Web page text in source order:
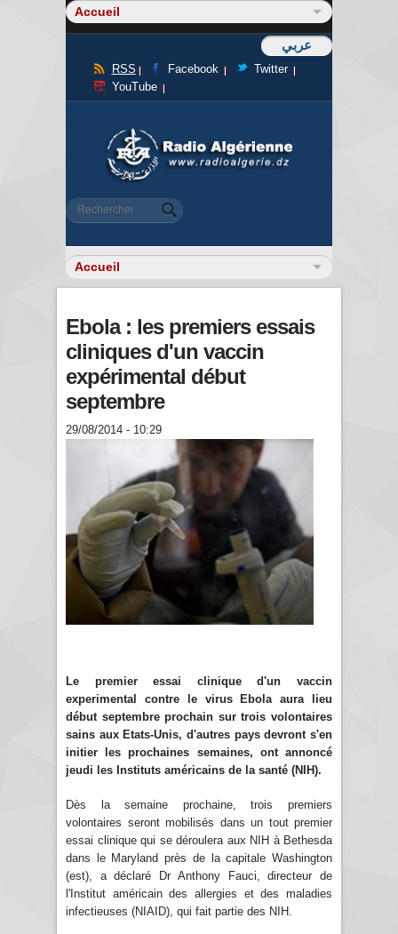
عربي
RSS Facebook
Twitter
YouTube
Formulaire de recherche
Rechercher
Ebola : les premiers essais
cliniques d'un vaccin
expérimental début
septembre
29/08/2014 - 10:29
Le premier essai clinique d'un vaccin
experimental contre le virus Ebola aura lieu
début septembre prochain sur trois volontaires
sains aux Etats-Unis, d'autres pays devront s'en
initier les prochaines semaines, ont annoncé
jeudi les Instituts américains de la santé (NIH).
Dès la semaine prochaine, trois premiers
volontaires seront mobilisés dans un tout premier
essai clinique qui se déroulera aux NIH à Bethesda
dans le Maryland près de la capitale Washington
(est), a déclaré Dr Anthony Fauci, directeur de
l'Institut américain des allergies et des maladies
infectieuses (NIAID), qui fait partie des NIH.